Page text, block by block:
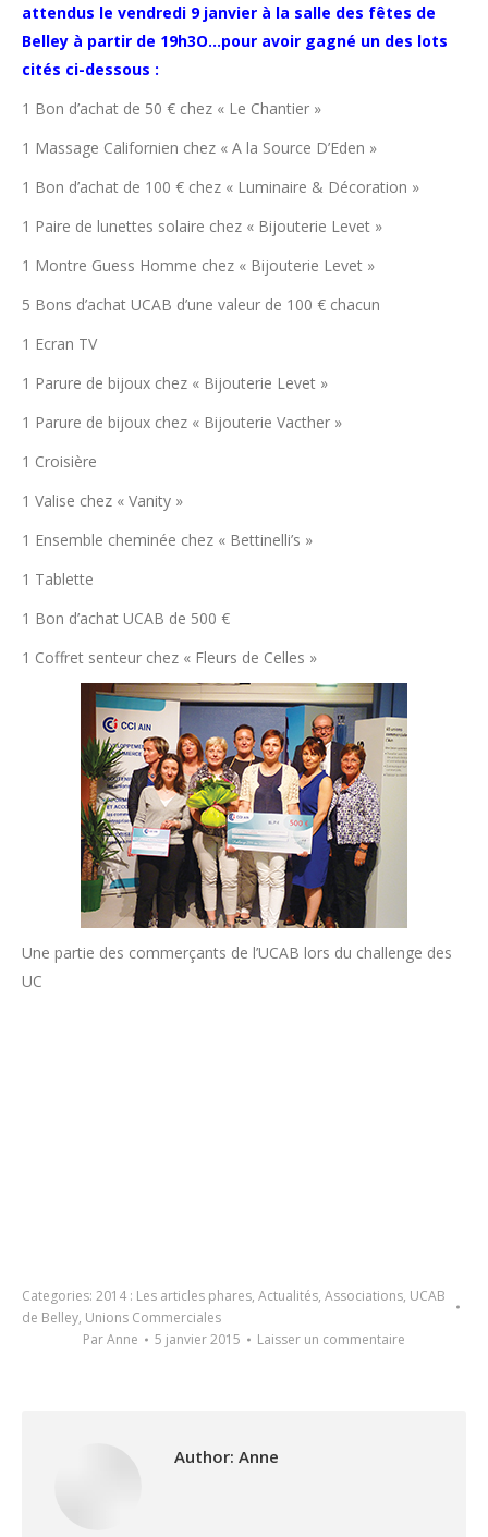
attendus le vendredi 9 janvier à la salle des fêtes de
Belley à partir de 19h3O…pour avoir gagné un des lots
cités ci-dessous :
1 Bon d’achat de 50 € chez « Le Chantier »
1 Massage Californien chez « A la Source D’Eden »
1 Bon d’achat de 100 € chez « Luminaire & Décoration »
1 Paire de lunettes solaire chez « Bijouterie Levet »
1 Montre Guess Homme chez « Bijouterie Levet »
5 Bons d’achat UCAB d’une valeur de 100 € chacun
1 Ecran TV
1 Parure de bijoux chez « Bijouterie Levet »
1 Parure de bijoux chez « Bijouterie Vacther »
1 Croisière
1 Valise chez « Vanity »
1 Ensemble cheminée chez « Bettinelli’s »
1 Tablette
1 Bon d’achat UCAB de 500 €
1 Coffret senteur chez « Fleurs de Celles »
Une partie des commerçants de l’UCAB lors du challenge des
UC
Categories: 2014 : Les articles phares, Actualités, Associations, UCAB
de Belley, Unions Commerciales
ParAnne 5 janvier 2015 Laisser un commentaire
Author: Anne